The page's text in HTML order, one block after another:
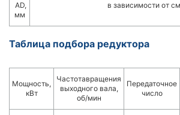
AD,
мм
в зависимости от
Таблица подбора редуктора
Мощность,
кВт
Частотавращения
выходного вала,
об/мин
Передаточное
число